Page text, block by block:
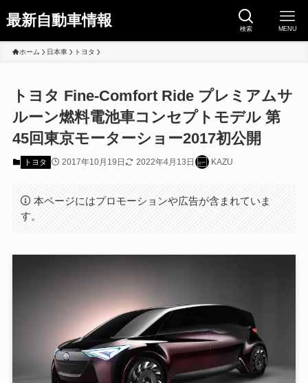
最新自動車情報 検索 MENU
ホーム 日本車 トヨタ
トヨタ Fine-Comfort Ride プレミアムサ
ルーン燃料電池車コンセプトモデル 第
45回東京モーターショー2017初公開
トヨタ 2017年10月19日 2022年4月13日 KAZU
本ページにはプロモーションや広告が含まれていま
す。